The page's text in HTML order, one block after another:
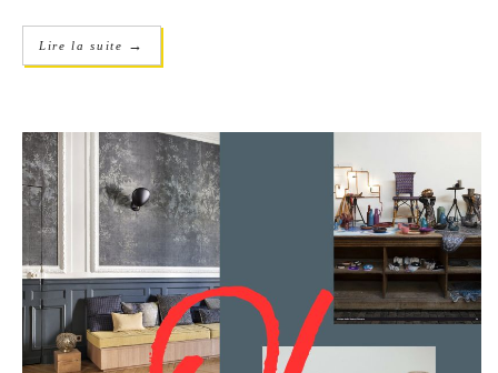
Lire la suite →